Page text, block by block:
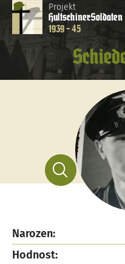
Projekt
HultschinerSoldaten
1939 - 45
Narozen:
Hodnost: